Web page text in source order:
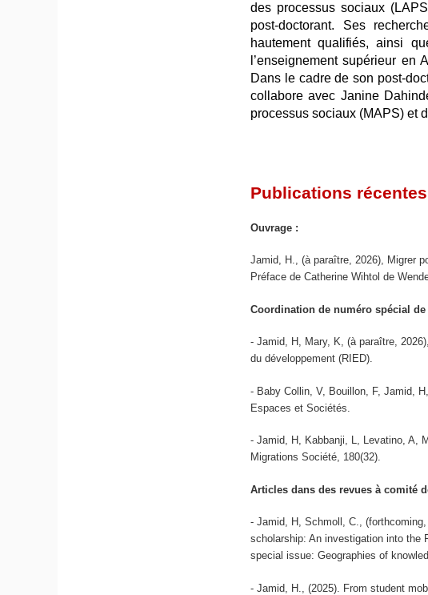
des processus sociaux
post-doctorant. Ses
hautement qualifiés, ainsi
l’enseignement supérieur
Dans le cadre de son post-
collabore avec Janine
processus sociaux (MAPS) et
Publications récentes
Ouvrage :
Jamid, H., (à paraître, 2026), Migrer
Préface de Catherine Wihtol de
Coordination de numéro spécial de
- Jamid, H, Mary, K, (à paraître,
du développement (RIED).
- Baby Collin, V, Bouillon, F, Jamid,
Espaces et Sociétés.
- Jamid, H, Kabbanji, L, Levatino, A,
Migrations Société, 180(32).
Articles dans des revues à comité
- Jamid, H, Schmoll, C.,
scholarship: An investigation into the
special issue: Geographies of
- Jamid, H., (2025). From student